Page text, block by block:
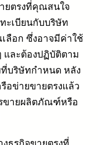
ยตรงที่คุณสนใจ
ะเบียนกับบริษัท
ลือก ซึ่งอาจมีค่าใช้
และต้องปฏิบัติตาม
บริษัทกำหนด หลัง
อข่ายขายตรงแล้ว
ขายผลิตภัณฑ์หรือ